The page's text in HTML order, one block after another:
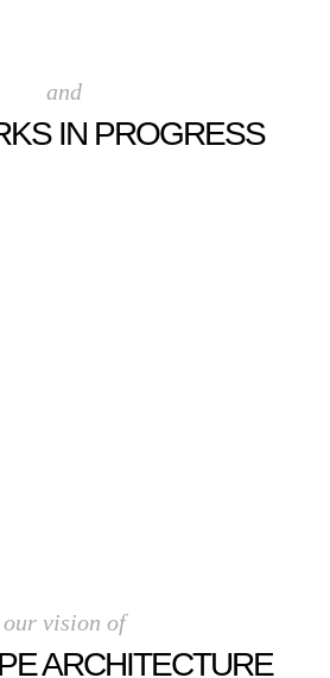
and
IN PROGRESS
our vision of
ARCHITECTURE